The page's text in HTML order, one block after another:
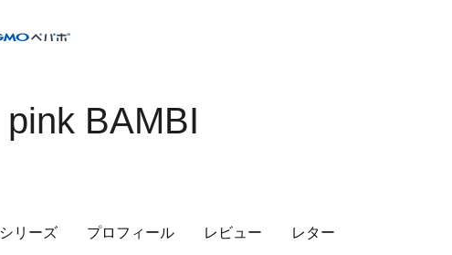
pink BAMBI
シリーズ プロフィール レビュー レター